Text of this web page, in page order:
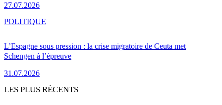
27.07.2026
L’Espagne sous pression : la crise migratoire de Ceuta met
Schengen à l’épreuve
31.07.2026
POLITIQUE
LES PLUS RÉCENTS